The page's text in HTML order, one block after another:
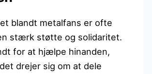
blandt metalfans er ofte
stærk støtte og solidaritet.
for at hjælpe hinanden,
drejer sig om at dele